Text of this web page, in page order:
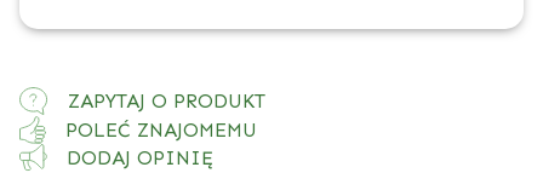
ZAPYTAJ O PRODUKT
POLEĆ ZNAJOMEMU
DODAJ OPINIĘ